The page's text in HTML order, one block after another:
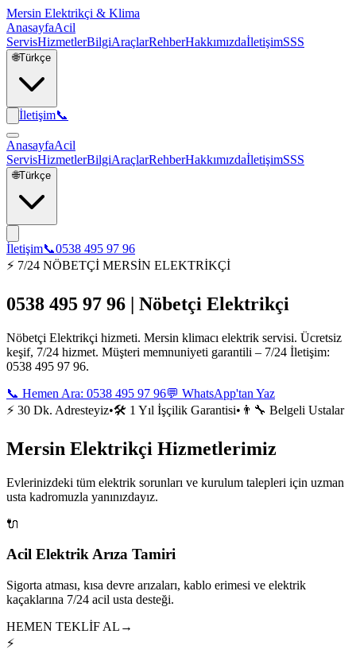
Mersin Elektrikçi & Klima
AnasayfaAcil
ServisHizmetlerBilgiAraçlarRehberHakkımızdaİletişimSSS
🌐Türkçe
İletişim📞
AnasayfaAcil
ServisHizmetlerBilgiAraçlarRehberHakkımızdaİletişimSSS
🌐Türkçe
İletişim📞0538 495 97 96
⚡ 7/24 NÖBETÇİ MERSİN ELEKTRİKÇİ
0538 495 97 96 | Nöbetçi Elektrikçi
Nöbetçi Elektrikçi hizmeti. Mersin klimacı elektrik servisi. Ücretsiz
keşif, 7/24 hizmet. Müşteri memnuniyeti garantili – 7/24 İletişim:
0538 495 97 96.
📞 Hemen Ara: 0538 495 97 96💬 WhatsApp'tan Yaz
⚡ 30 Dk. Adresteyiz•🛠️ 1 Yıl İşçilik Garantisi• 👨‍🔧 Belgeli Ustalar
Mersin Elektrikçi Hizmetlerimiz
Evlerinizdeki tüm elektrik sorunları ve kurulum talepleri için uzman
usta kadromuzla yanınızdayız.
🔌
Acil Elektrik Arıza Tamiri
Sigorta atması, kısa devre arızaları, kablo erimesi ve elektrik
kaçaklarına 7/24 acil usta desteği.
HEMEN TEKLİF AL →
⚡